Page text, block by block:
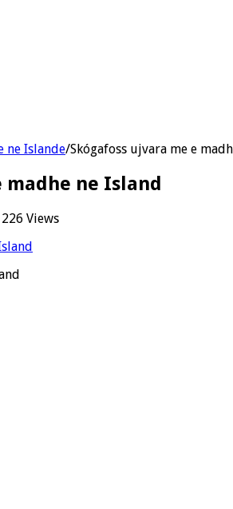
ne Islande/Skógafoss ujvara me e
madhe ne Island
226 Views